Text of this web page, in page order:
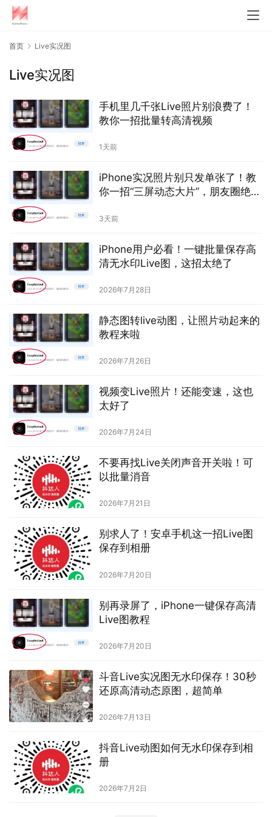
首页 Live实况图
Live实况图
手机里几千张Live照片别浪费了！
教你一招批量转高清视频
1天前
iPhone实况照片别只发单张了！教
你一招“三屏动态大片”，朋友圈绝对
3天前
iPhone用户必看！一键批量保存高
清无水印Live图，这招太绝了
2026年7月28日
静态图转live动图，让照片动起来的
教程来啦
2026年7月26日
视频变Live照片！还能变速，这也
太好了
2026年7月24日
不要再找Live关闭声音开关啦！可
以批量消音
2026年7月21日
别求人了！安卓手机这一招Live图
保存到相册
2026年7月20日
别再录屏了，iPhone一键保存高清
Live图教程
2026年7月20日
斗音Live实况图无水印保存！30秒
还原高清动态原图，超简单
2026年7月13日
抖音Live动图如何无水印保存到相
册
2026年7月2日